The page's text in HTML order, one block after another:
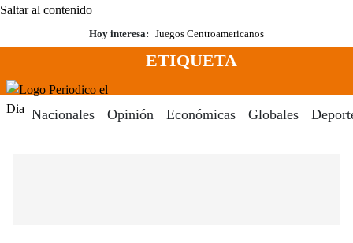
Saltar al contenido
Hoy interesa: Juegos Centroamericanos
Menú
ETIQUETA
Nacionales Opinión Económicas Globales